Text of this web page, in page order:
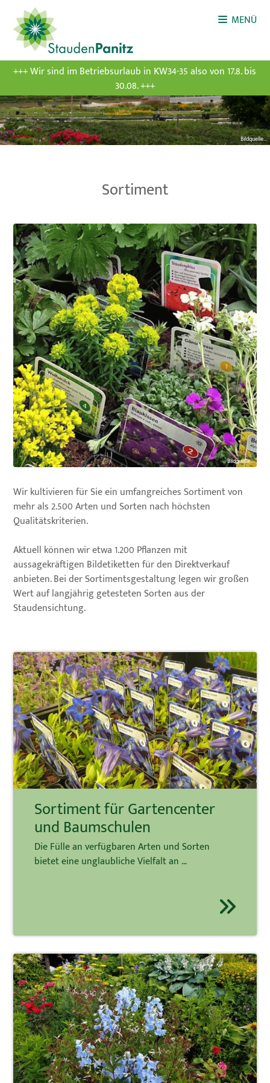
MENÜ
+++ Wir sind im Betriebsurlaub in KW34-35 also von 17.8. bis
30.08. +++
Bildquelle...
Sortiment
Bildquelle...
Wir kultivieren für Sie ein umfangreiches Sortiment von
mehr als 2.500 Arten und Sorten nach höchsten
Qualitätskriterien.
Aktuell können wir etwa 1.200 Pflanzen mit
aussagekräftigen Bildetiketten für den Direktverkauf
anbieten. Bei der Sortimentsgestaltung legen wir großen
Wert auf langjährig getesteten Sorten aus der
Staudensichtung.
Sortiment für Gartencenter
und Baumschulen
Die Fülle an verfügbaren Arten und Sorten
bietet eine unglaubliche Vielfalt an …